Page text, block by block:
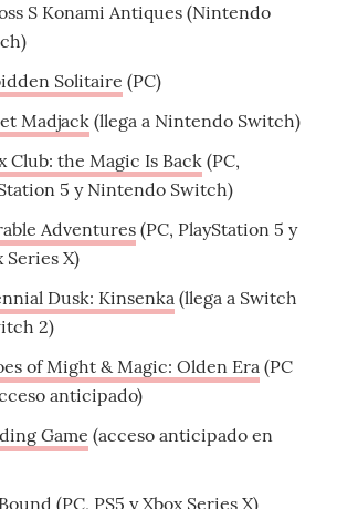
S Konami Antiques (Nintendo
Solitaire (PC)
Madjack (llega a Nintendo Switch)
Club: the Magic Is Back (PC,
5 y Nintendo Switch)
Adventures (PC, PlayStation 5 y
Series X)
Dusk: Kinsenka (llega a Switch
2)
of Might & Magic: Olden Era (PC
anticipado)
Game (acceso anticipado en
(PC, PS5 y Xbox Series X)